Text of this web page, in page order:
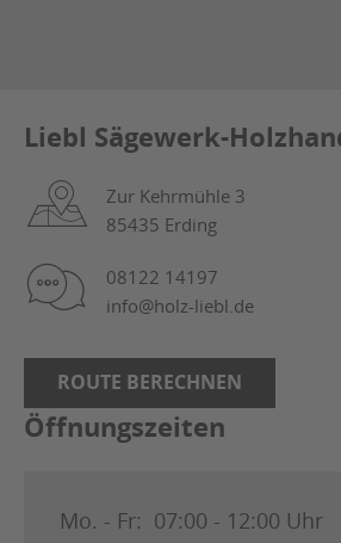
Liebl Sägewerk-
Zur Kehrmühle 3
85435 Erding
08122 14197
info@holz-liebl.de
ROUTE BERECHNEN
Öffnungszeiten
Mo. - Fr: 07:00 - 12:00 Uhr